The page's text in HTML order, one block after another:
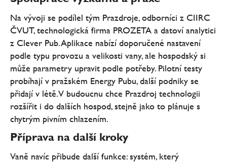
Na vývoji se podílel tým Prazdroje, odborníci z CIIRC
ČVUT, technologická firma PROZETA a datoví analytici
z Clever Pub. Aplikace nabízí doporučené nastavení
podle typu provozu a velikosti vany, ale hospodský si
může parametry upravit podle potřeby. Pilotní testy
probíhají v pražském Energy Pubu, další podniky se
přidají v létě. V budoucnu chce Prazdroj technologii
rozšířit i do dalších hospod, stejně jako to plánuje s
chytrým pivním chlazením.
Příprava na další kroky
Vaně navíc přibude další funkce: systém, který